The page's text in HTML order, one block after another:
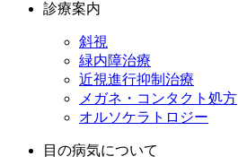
診療案内
斜視
緑内障治療
近視進行抑制治療
メガネ・コンタクト処方
オルソケラトロジー
目の病気について